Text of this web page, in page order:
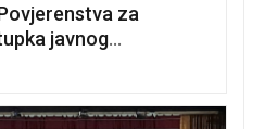
za
javnog